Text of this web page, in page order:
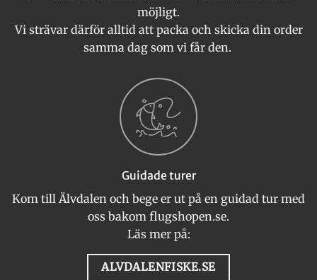
möjligt.
Vi strävar därför alltid att packa och skicka din order
samma dag som vi får den.
Guidade turer
Kom till Älvdalen och bege er ut på en guidad tur med
oss bakom flugshopen.se.
Läs mer på:
ALVDALENFISKE.SE